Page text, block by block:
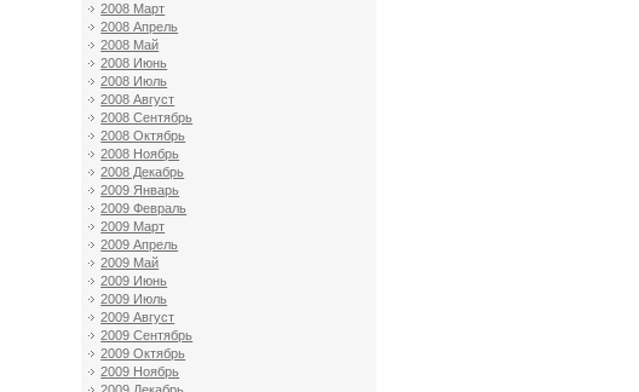
2008 Март
2008 Апрель
2008 Май
2008 Июнь
2008 Июль
2008 Август
2008 Сентябрь
2008 Октябрь
2008 Ноябрь
2008 Декабрь
2009 Январь
2009 Февраль
2009 Март
2009 Апрель
2009 Май
2009 Июнь
2009 Июль
2009 Август
2009 Сентябрь
2009 Октябрь
2009 Ноябрь